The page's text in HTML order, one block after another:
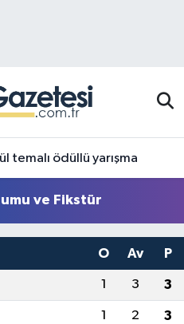
temalı ödüllü yarışma
ve Fikstür
O Av P
1 3 3
1 2 3
Haritası
ve Fikstür